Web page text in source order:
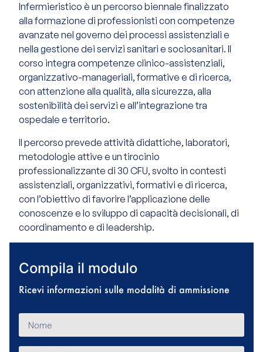
Infermieristico è un percorso biennale finalizzato
alla formazione di professionisti con competenze
avanzate nel governo dei processi assistenziali e
nella gestione dei servizi sanitari e sociosanitari. Il
corso integra competenze clinico-assistenziali,
organizzativo-manageriali, formative e di ricerca,
con attenzione alla qualità, alla sicurezza, alla
sostenibilità dei servizi e all’integrazione tra
ospedale e territorio.
Il percorso prevede attività didattiche, laboratori,
metodologie attive e un tirocinio
professionalizzante di 30 CFU, svolto in contesti
assistenziali, organizzativi, formativi e di ricerca,
con l’obiettivo di favorire l’applicazione delle
conoscenze e lo sviluppo di capacità decisionali, di
coordinamento e di leadership.
Compila il modulo
Ricevi informazioni sulle modalità di ammissione